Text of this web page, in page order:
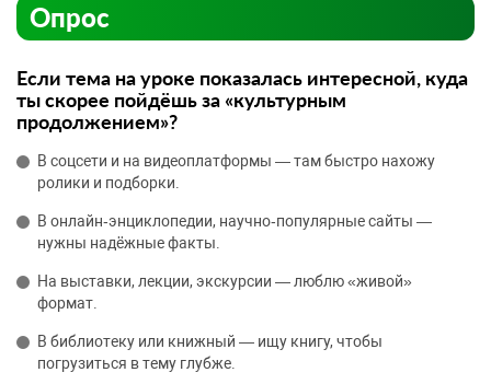
Опрос
Если тема на уроке показалась интересной, куда
ты скорее пойдёшь за «культурным
продолжением»?
В соцсети и на видеоплатформы — там быстро нахожу
ролики и подборки.
В онлайн‑энциклопедии, научно‑популярные сайты —
нужны надёжные факты.
На выставки, лекции, экскурсии — люблю «живой»
формат.
В библиотеку или книжный — ищу книгу, чтобы
погрузиться в тему глубже.